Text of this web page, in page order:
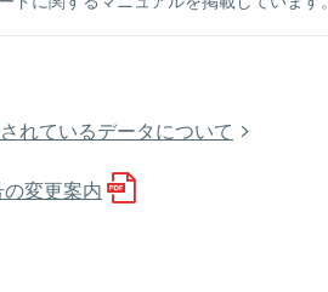
れているデータについて
変更案内